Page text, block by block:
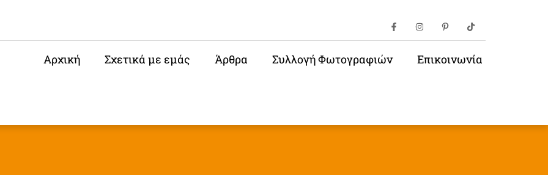
Αρχική Σχετικά με εμάς Άρθρα Συλλογή Φωτογραφιών Επικοινωνία